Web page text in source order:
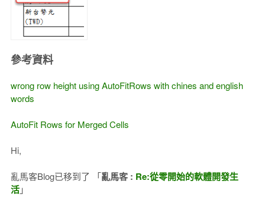
參考資料
wrong row height using AutoFitRows with chines and english
words
AutoFit Rows for Merged Cells
Hi,
亂馬客Blog已移到了 「亂馬客​ : Re:從零開始的軟體開發生
活」